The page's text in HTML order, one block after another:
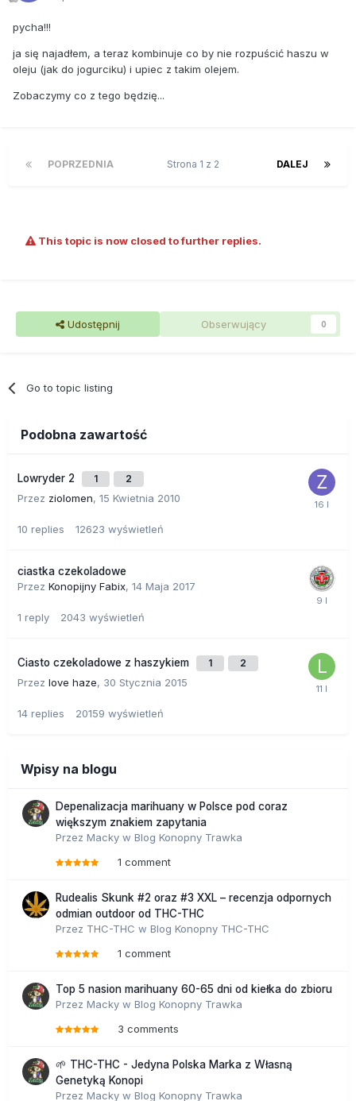
pycha!!!
ja się najadłem, a teraz kombinuje co by nie rozpuścić haszu w
oleju (jak do jogurciku) i upiec z takim olejem.
Zobaczymy co z tego będzię...
POPRZEDNIA DALEJ
Strona 1 z 2
This topic is now closed to further replies.
Udostępnij Obserwujący 0
Go to topic listing
Podobna zawartość
Lowryder 2 1 2
Przez ziolomen, 15 Kwietnia 2010
10 replies 12623 wyświetleń
ciastka czekoladowe
Przez Konopijny Fabix, 14 Maja 2017
1 reply 2043 wyświetleń
Ciasto czekoladowe z haszykiem 1 2
Przez love haze, 30 Stycznia 2015
14 replies 20159 wyświetleń
Wpisy na blogu
Depenalizacja marihuany w Polsce pod coraz
większym znakiem zapytania
Przez Macky w Blog Konopny Trawka
1 comment
Rudealis Skunk #2 oraz #3 XXL – recenzja odpornych
odmian outdoor od THC-THC
Przez THC-THC w Blog Konopny THC-THC
1 comment
Top 5 nasion marihuany 60-65 dni od kiełka do zbioru
Przez Macky w Blog Konopny Trawka
3 comments
🌱 THC-THC - Jedyna Polska Marka z Własną
Genetyką Konopi
Przez Macky w Blog Konopny Trawka